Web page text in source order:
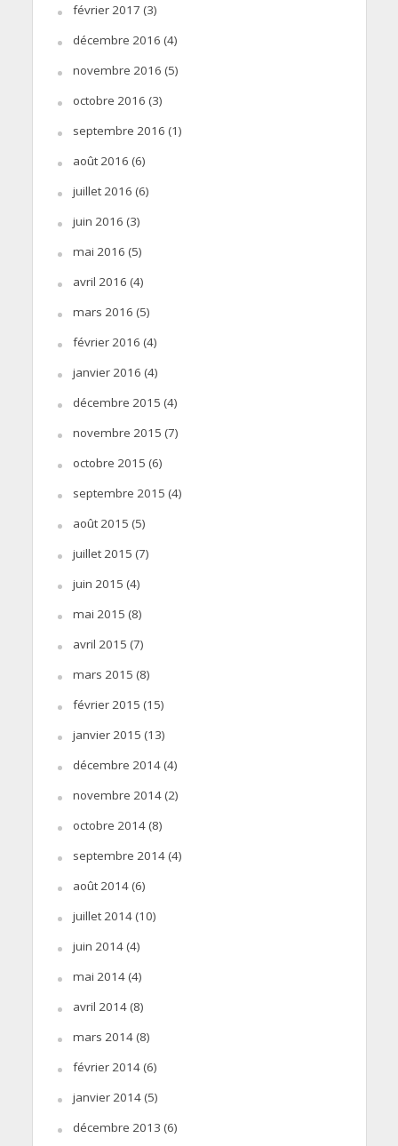
février 2017 (3)
décembre 2016 (4)
novembre 2016 (5)
octobre 2016 (3)
septembre 2016 (1)
août 2016 (6)
juillet 2016 (6)
juin 2016 (3)
mai 2016 (5)
avril 2016 (4)
mars 2016 (5)
février 2016 (4)
janvier 2016 (4)
décembre 2015 (4)
novembre 2015 (7)
octobre 2015 (6)
septembre 2015 (4)
août 2015 (5)
juillet 2015 (7)
juin 2015 (4)
mai 2015 (8)
avril 2015 (7)
mars 2015 (8)
février 2015 (15)
janvier 2015 (13)
décembre 2014(4)
novembre 2014(2)
octobre 2014(8)
septembre 2014(4)
août 2014(6)
juillet 2014(10)
juin 2014(4)
mai 2014(4)
avril 2014(8)
mars 2014(8)
février 2014(6)
janvier 2014(5)
décembre 2013 (6)